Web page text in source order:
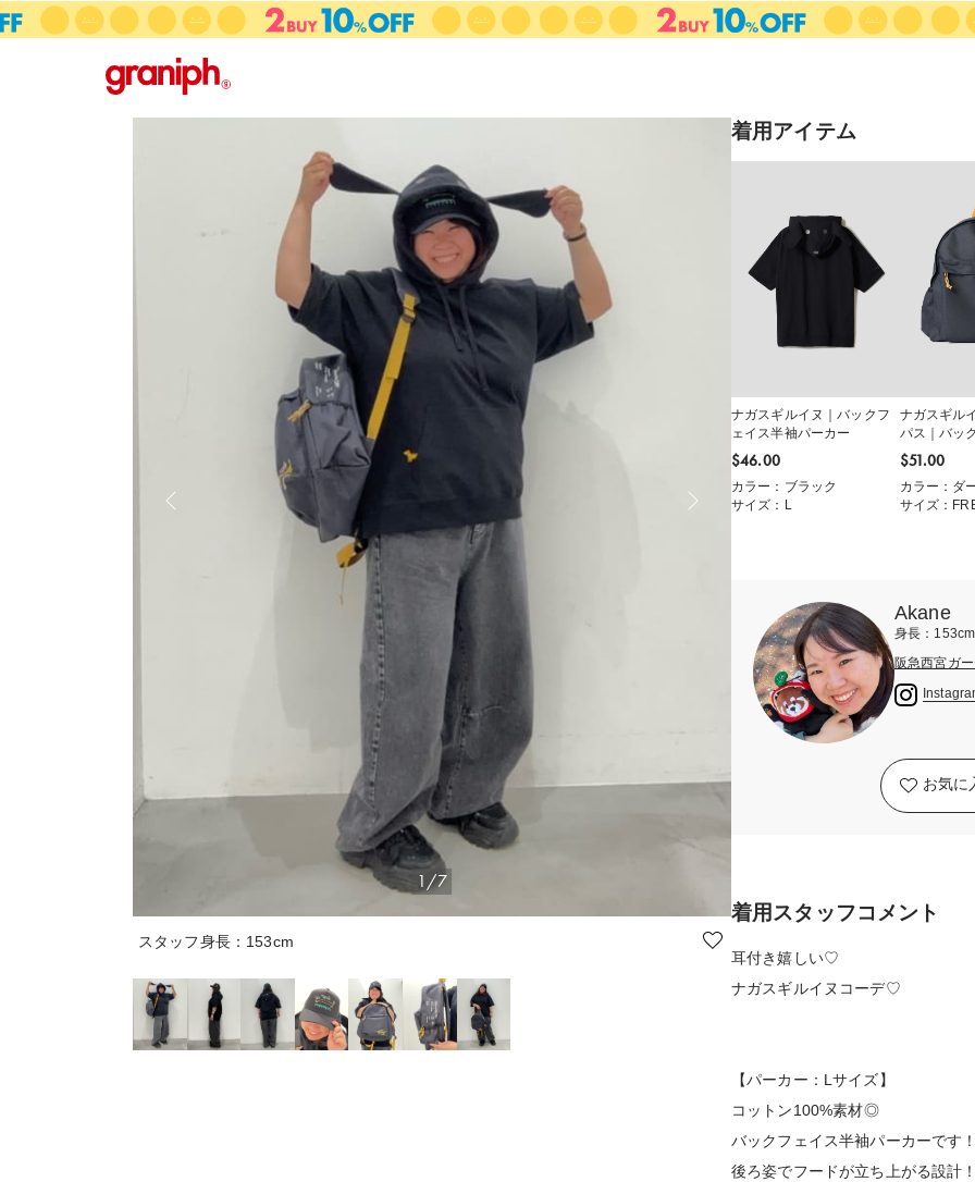
1/7
スタッフ身長：153cm
着用アイテム
ナガスギルイヌ｜バックフ
ェイス半袖パーカー
$‌46.00
カラー：ブラック
サイズ：L
ナガスギル
パス｜バッ
$‌51.00
カラー：ダ
サイズ：
Akane
身長：
阪急西宮ガ
お気に
着用スタッフコメント
耳付き嬉しい♡
ナガスギルイヌコーデ♡
【パーカー：Lサイズ】
コットン100%素材◎
バックフェイス半袖パーカーです！
後ろ姿でフードが立ち上がる設計！